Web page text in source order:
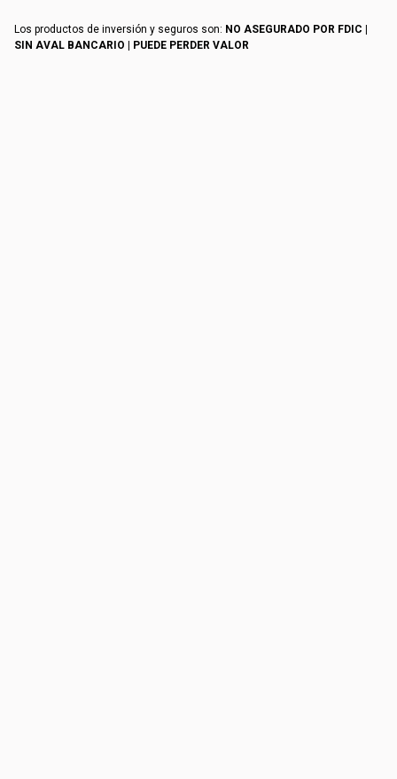
Los productos de inversión y seguros son: NO ASEGURADO POR FDIC |
SIN AVAL BANCARIO | PUEDE PERDER VALOR